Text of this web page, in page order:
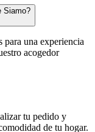
Siamo?
para una experiencia
acogedor
tu pedido y
de tu hogar.